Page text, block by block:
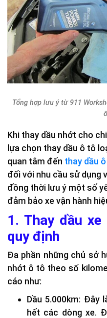
Tổng hợp lưu ý từ 911
Khi thay dầu nhớt cho
lựa chọn thay dầu ô tô
quan tâm đến thay dầu
đối với nhu cầu sử dụng
đồng thời lưu ý một số
đảm bảo xe vận hành
1. Thay dầu
quy định
Đa phần những chủ sở
nhớt ô tô theo số
cáo như:
Dầu 5.000km: Đây
hết các dòng xe.